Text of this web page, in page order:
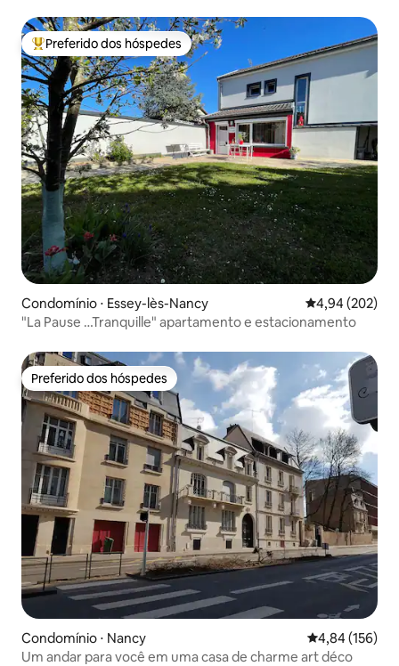
Entre os melhores preferidos dos hóspedes
Preferido dos hóspedes
Condomínio ⋅ Essey-lès-Nancy 4,94 de uma
4,94 (202)
"La Pause …Tranquille" apartamento e estacionamento
Preferido dos hóspedes
Preferido dos hóspedes
Condomínio ⋅ Nancy 4,84 de uma
4,84 (156)
Um andar para você em uma casa de charme art déco